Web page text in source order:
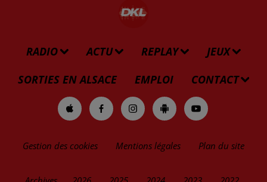
RADIO ACTU REPLAY
JEUX
SORTIES EN ALSACE
EMPLOI CONTACT
Gestion des cookies Mentions légales Plan du site